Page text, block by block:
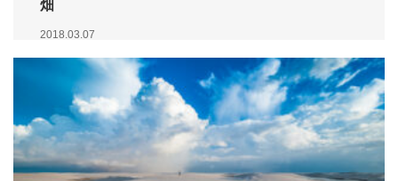
畑
2018.03.07